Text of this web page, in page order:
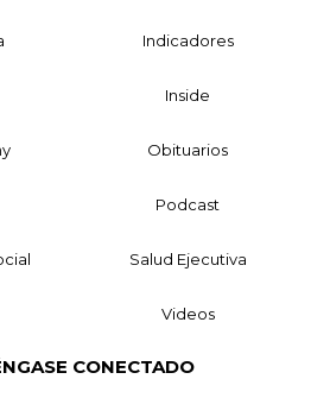
Indicadores
Inside
Obituarios
Podcast
Salud Ejecutiva
Videos
CONECTADO